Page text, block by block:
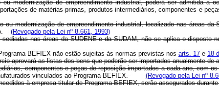
ou modernização de empreendimento industrial, poderá ser admitida
de matérias-primas, produtos intermediários, componentes e
ou modernização de empreendimento industrial, localizado nas áreas
(Revogado pela Lei nº 8.661, 1993)
sediadas nas áreas da SUDENE e da SUDAM, não se aplica o
BEFIEX não estão sujeitas às normas previstas nosarts. 17e18
aprovará as listas dos bens que poderão ser importados anualmente
componentes e peças de reposição importados a cada ano, com
vinculados ao Programa-BEFIEX.
(Revogado pela Lei nº
à empresa titular de Programa-BEFIEX, serão assegurados